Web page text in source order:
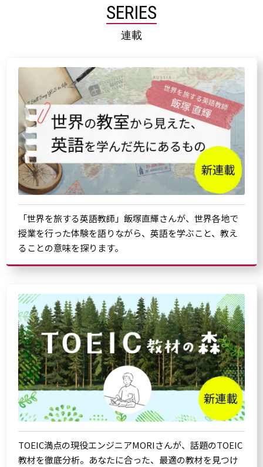
SERIES
連載
「世界を旅する英語教師」飯塚直輝さんが、世界各地で
授業を行った体験を語りながら、英語を学ぶこと、教え
ることの意味を探ります。
TOEIC満点の現役エンジニアMORIさんが、話題のTOEIC
教材を徹底分析。あなたに合った、最適の教材を見つけ